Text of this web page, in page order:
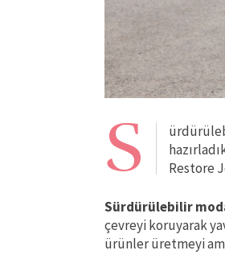
S
Restore
Sürdürülebilir
çevreyi koruyarak
ürünler üretmeyi